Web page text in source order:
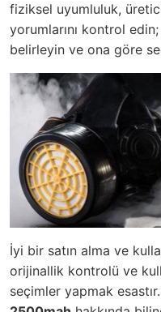
fiziksel uyumluluk,
yorumlarını kontrol
belirleyin ve ona göre
İyi bir satın alma ve
orijinallik kontrolü ve
seçimler yapmak esastır.